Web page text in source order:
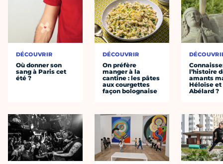
DÉCOUVRIR
Où donner son
sang à Paris cet
été ?
DÉCOUVRIR
On préfère
manger à la
cantine : les pâtes
aux courgettes
façon bolognaise
l’histoire
amants
Héloïse et
Abélard ?